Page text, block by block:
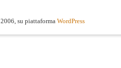
2006, su piattaforma WordPress